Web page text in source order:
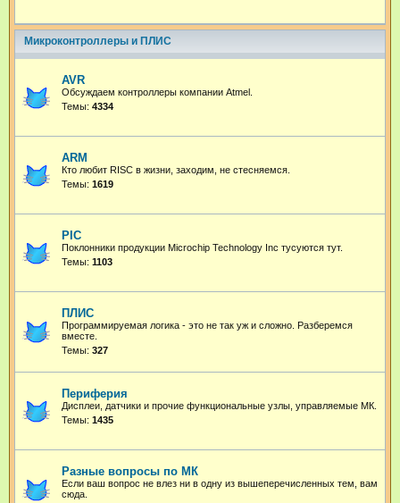
Микроконтроллеры и ПЛИС
AVR
Обсуждаем контроллеры компании Atmel.
Темы: 4334
ARM
Кто любит RISC в жизни, заходим, не стесняемся.
Темы: 1619
PIC
Поклонники продукции Microchip Technology Inc тусуются тут.
Темы: 1103
ПЛИС
Программируемая логика - это не так уж и сложно. Разберемся
вместе.
Темы: 327
Периферия
Дисплеи, датчики и прочие функциональные узлы, управляемые МК.
Темы: 1435
Разные вопросы по МК
Если ваш вопрос не влез ни в одну из вышеперечисленных тем, вам
сюда.